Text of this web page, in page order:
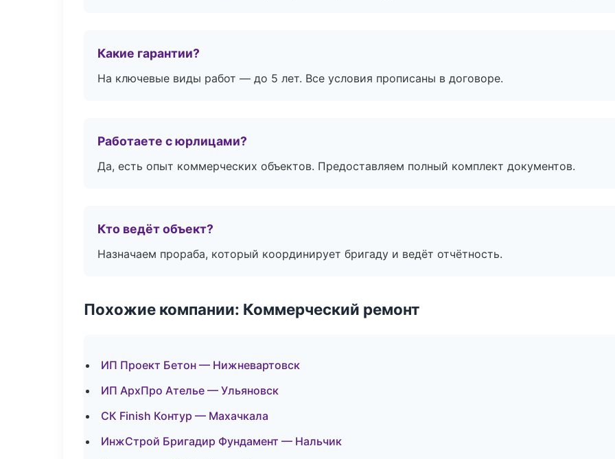
Какие гарантии?
На ключевые виды работ — до 5 лет. Все условия прописаны в договоре.
Работаете с юрлицами?
Да, есть опыт коммерческих объектов. Предоставляем полный комплект документов.
Кто ведёт объект?
Назначаем прораба, который координирует бригаду и ведёт отчётность.
Похожие компании: Коммерческий ремонт
ИП Проект Бетон — Нижневартовск
ИП АрхПро Ателье — Ульяновск
СК Finish Контур — Махачкала
ИнжСтрой Бригадир Фундамент — Нальчик